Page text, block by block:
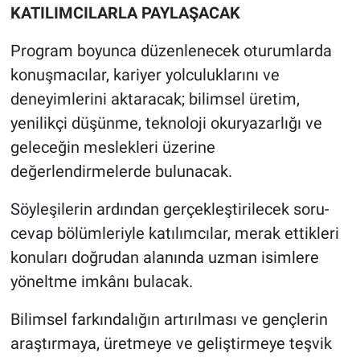
KATILIMCILARLA PAYLAŞACAK
Program boyunca düzenlenecek oturumlarda
konuşmacılar, kariyer yolculuklarını ve
deneyimlerini aktaracak; bilimsel üretim,
yenilikçi düşünme, teknoloji okuryazarlığı ve
geleceğin meslekleri üzerine
değerlendirmelerde bulunacak.
Söyleşilerin ardından gerçekleştirilecek soru-
cevap bölümleriyle katılımcılar, merak ettikleri
konuları doğrudan alanında uzman isimlere
yöneltme imkânı bulacak.
Bilimsel farkındalığın artırılması ve gençlerin
araştırmaya, üretmeye ve geliştirmeye teşvik